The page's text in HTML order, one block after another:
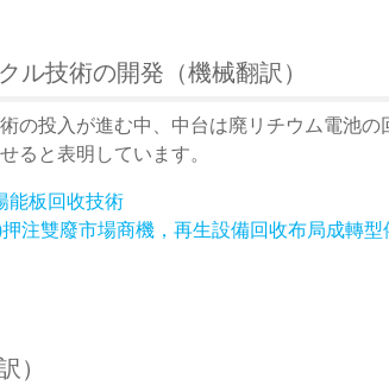
ル技術の開発（機械翻訳）
の投入が進む中、中台は廃リチウム電池の
ると表明しています。
能板回收技術
注雙廢市場商機，再生設備回收布局成轉型
）